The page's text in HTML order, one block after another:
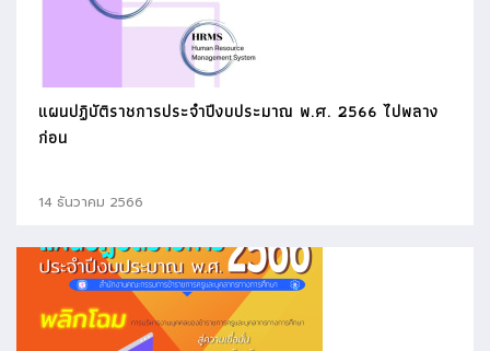
แผนปฏิบัติราชการประจำปีงบประมาณ พ.ศ. 2566 ไปพลาง
ก่อน
14 ธันวาคม 2566